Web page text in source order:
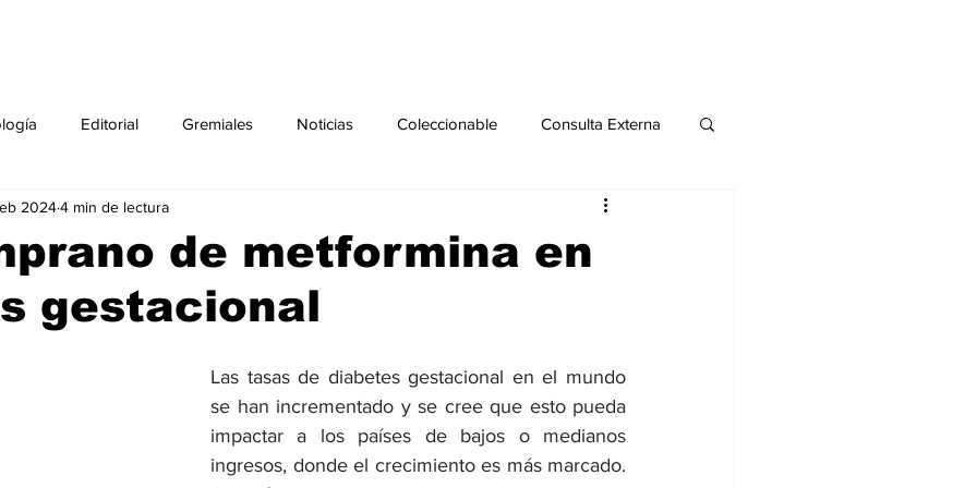
Editorial Gremiales Noticias Coleccionable Consulta Externa
Agenda Sección especial Publicaciones
Ciencia y Tecnología especial
Gremiales especial Noticias especial Salud Mental especial
Publicaciones especial dia mundial de la diabetes
de metformina en
gestacional
20244 min de lectura
Las tasas de diabetes gestacional en el mundo
se han incrementado y se cree que esto pueda
impactar a los países de bajos o medianos
ingresos, donde el crecimiento es más marcado.